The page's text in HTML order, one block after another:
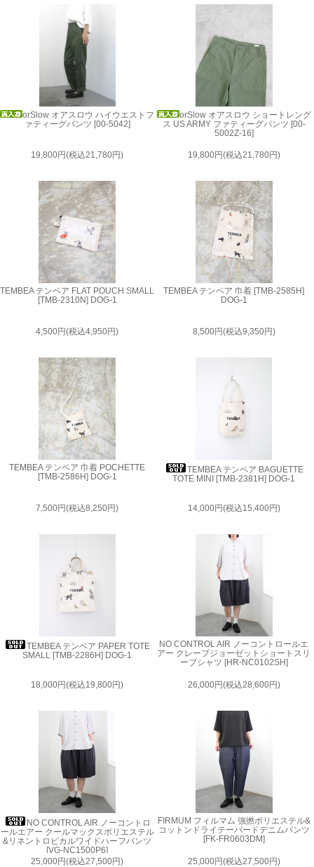
orSlow オアスロウ ハイウエストフ
ァティーグパンツ [00-5042]
19,800円(税込21,780円)
orSlow オアスロウ ショートレング
ス US ARMY ファティーグパンツ [00-
5002Z-16]
19,800円(税込21,780円)
TEMBEA テンベア FLAT POUCH SMALL
[TMB-2310N] DOG-1
4,500円(税込4,950円)
TEMBEA テンベア 巾着 [TMB-2585H]
DOG-1
8,500円(税込9,350円)
TEMBEA テンベア 巾着 POCHETTE
[TMB-2586H] DOG-1
7,500円(税込8,250円)
TEMBEA テンベア BAGUETTE
TOTE MINI [TMB-2381H] DOG-1
14,000円(税込15,400円)
TEMBEA テンベア PAPER TOTE
SMALL [TMB-2286H] DOG-1
18,000円(税込19,800円)
NO CONTROL AIR ノーコントロールエ
アー クレープジョーゼットショートスリ
ーブシャツ [HR-NC0102SH]
26,000円(税込28,600円)
NO CONTROL AIR ノーコントロ
ールエアー クールマックスポリエステル
&リネントロピカルワイドハーフパンツ
[VG-NC1500P6]
25,000円(税込27,500円)
FIRMUM フィルマム 強撚ポリエステル&
コットンドライテーパードデニムパンツ
[FK-FR0603DM]
25,000円(税込27,500円)